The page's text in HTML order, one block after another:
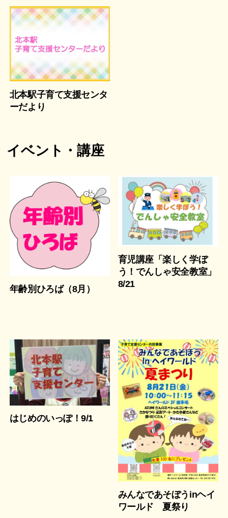
北本駅子育て支援センタ
ーだより
イベント・講座
年齢別ひろば（8月）
育児講座「楽しく学ぼ
う！でんしゃ安全教室」
8/21
はじめのいっぽ！9/1
みんなであそぼうinヘイ
ワールド 夏祭り